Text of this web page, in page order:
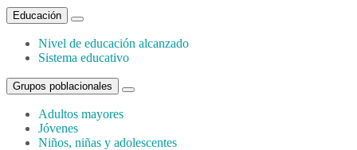
Educación
Nivel de educación alcanzado
Sistema educativo
Grupos poblacionales
Adultos mayores
Jóvenes
Niños, niñas y adolescentes